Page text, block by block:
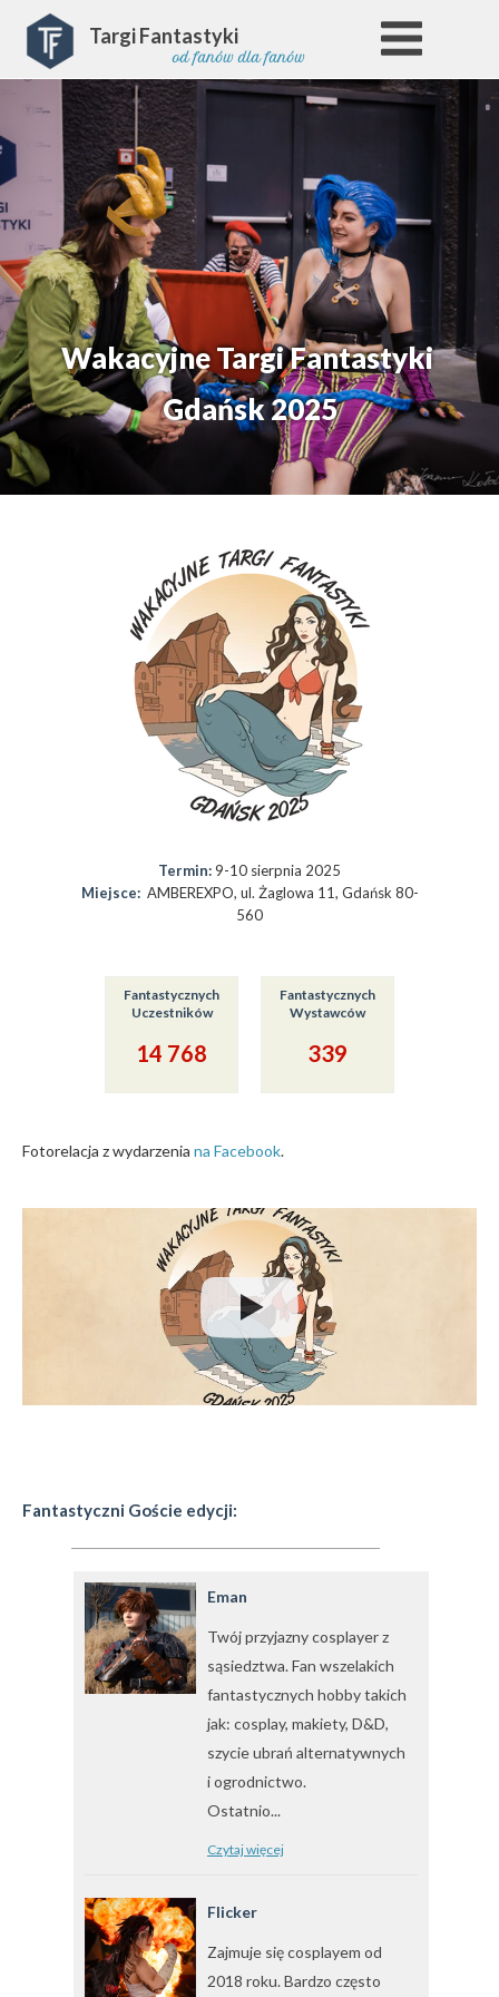
od fanów dla fanów
Targi Fantastyki
Wakacyjne Targi Fantastyki
Gdańsk 2025
Termin:9-10 sierpnia 2025
Miejsce: AMBEREXPO, ul. Żaglowa 11, Gdańsk 80-
560
Fantastycznych
Uczestników
14 768
Fantastycznych
Wystawców
339
Fotorelacja z wydarzenia na Facebook.
Fantastyczni Goście edycji:
Eman
Twój przyjazny cosplayer z
sąsiedztwa. Fan wszelakich
fantastycznych hobby takich
jak: cosplay, makiety, D&D,
szycie ubrań alternatywnych
i ogrodnictwo.
Ostatnio...
Czytaj więcej
Flicker
Zajmuje się cosplayem od
2018 roku. Bardzo często